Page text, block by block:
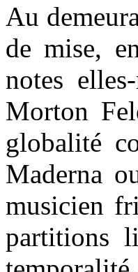
Au
de mise,
notes
Morton
globalité
Maderna
musicien
partitions